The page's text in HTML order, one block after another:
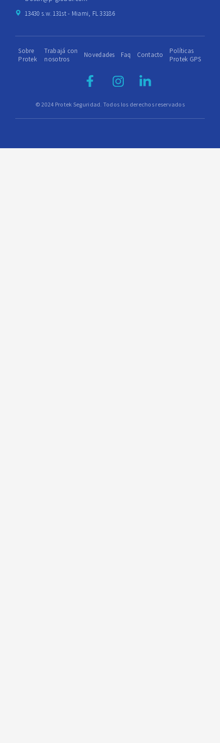
13430 s.w. 131st - Miami, FL 33186
© 2024 Protek Seguridad. Todos los derechos reservados
Sobre
Protek
Trabajá con
nosotros
Novedades Faq Contacto
Políticas
Protek GPS